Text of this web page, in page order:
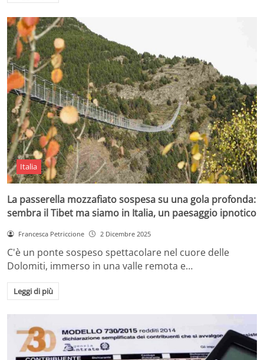
Italia
La passerella mozzafiato sospesa su una gola profonda:
sembra il Tibet ma siamo in Italia, un paesaggio ipnotico
Francesca Petriccione 2 Dicembre 2025
C'è un ponte sospeso spettacolare nel cuore delle
Dolomiti, immerso in una valle remota e…
Leggi di più